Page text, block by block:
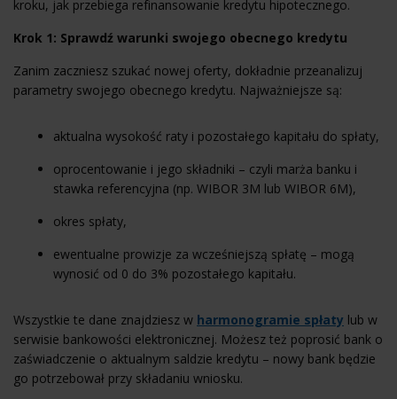
kroku, jak przebiega refinansowanie kredytu hipotecznego.
Krok 1: Sprawdź warunki swojego obecnego kredytu
Zanim zaczniesz szukać nowej oferty, dokładnie przeanalizuj
parametry swojego obecnego kredytu. Najważniejsze są:
aktualna wysokość raty i pozostałego kapitału do spłaty,
oprocentowanie i jego składniki – czyli marża banku i
stawka referencyjna (np. WIBOR 3M lub WIBOR 6M),
okres spłaty,
ewentualne prowizje za wcześniejszą spłatę – mogą
wynosić od 0 do 3% pozostałego kapitału.
Wszystkie te dane znajdziesz w harmonogramie spłaty lub w
serwisie bankowości elektronicznej. Możesz też poprosić bank o
zaświadczenie o aktualnym saldzie kredytu – nowy bank będzie
go potrzebował przy składaniu wniosku.